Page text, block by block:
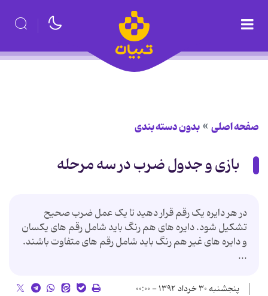
صفحه اصلی بدون دسته بندی
بازی و جدول ضرب در سه مرحله
در هر دایره یک رقم قرار دهید تا یک عمل ضرب صحیح
تشکیل شود. دایره های هم رنگ باید شامل رقم های یکسان
و دایره های غیر هم رنگ باید شامل رقم های متفاوت باشند.
...
پنجشنبه ۳۰ خرداد ۱۳۹۲ - ۰۰:۰۰